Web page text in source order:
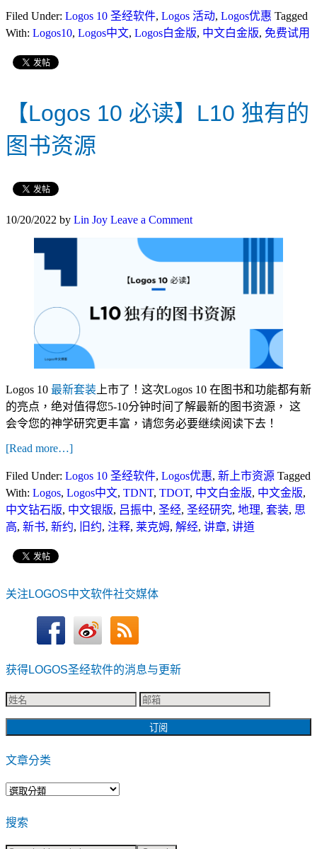
Filed Under: Logos 10 圣经软件, Logos 活动, Logos优惠 Tagged
With: Logos10, Logos中文, Logos白金版, 中文白金版, 免费试用
【Logos 10 必读】L10 独有的
图书资源
10/20/2022 by Lin Joy Leave a Comment
Logos 10 最新套装 上市了！这次Logos 10 在图书和功能都有新
的亮点，绝对值得您5-10分钟时间了解最新的图书资源， 这
会令您的神学研究更丰富，请您务必要继续阅读下去！
[Read more…]
Filed Under: Logos 10 圣经软件, Logos优惠, 新上市资源 Tagged
With: Logos, Logos中文, TDNT, TDOT, 中文白金版, 中文金版,
中文钻石版, 中文银版, 吕振中, 圣经, 圣经研究, 地理, 套装, 思
高, 新书, 新约, 旧约, 注释, 莱克姆, 解经, 讲章, 讲道
关注LOGOS中文软件社交媒体
获得LOGOS圣经软件的消息与更新
文章分类
文
分
类
搜索